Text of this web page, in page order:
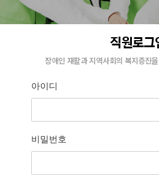
장애인의 복지증진
장애인 재활과 지역사회의 복지증진을 위해
직원로그
장애인 재활과 지역사회의 복지증진
아이디
비밀번호